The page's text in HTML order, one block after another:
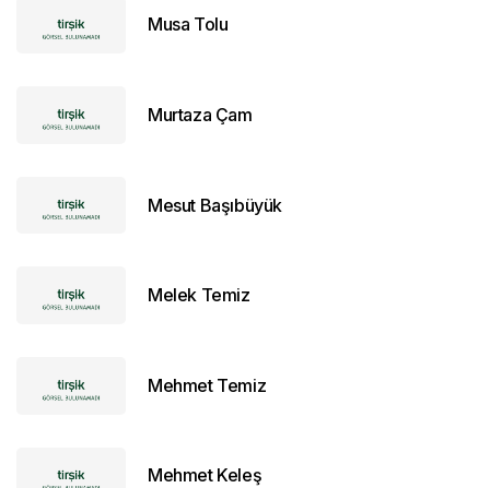
Musa Tolu
Murtaza Çam
Mesut Başıbüyük
Melek Temiz
Mehmet Temiz
Mehmet Keleş